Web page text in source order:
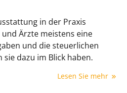
in der Praxis
Ärzte meistens eine
und die steuerlichen
dazu im Blick haben.
Lesen Sie mehr